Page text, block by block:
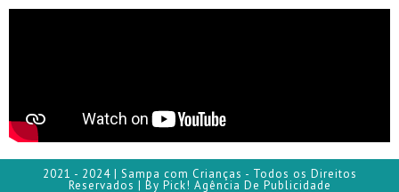
2021 - 2024 | Sampa com Crianças - Todos os Direitos
Reservados | By Pick! Agência De Publicidade